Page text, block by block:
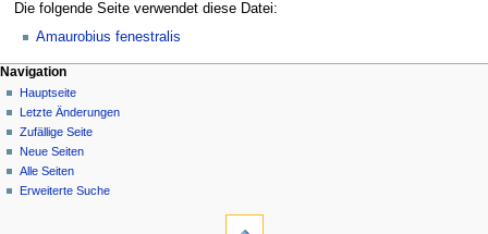
Die folgende Seite verwendet diese Datei:
Amaurobius fenestralis
Navigation
Hauptseite
Letzte Änderungen
Zufällige Seite
Neue Seiten
Alle Seiten
Erweiterte Suche